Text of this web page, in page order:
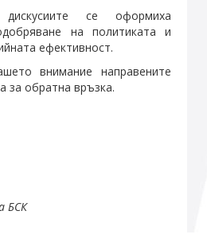
се оформиха
на политиката и
ефективност.
внимание направените
за обратна връзка.
БСК